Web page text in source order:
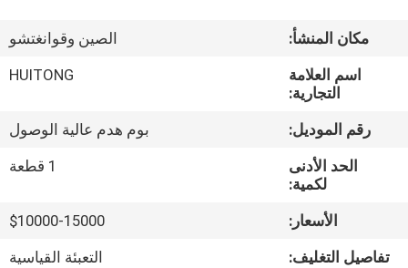
برنامج
حولنا
المصنع
مكان المنشأ:
الصين وقوانغتشو
اسم العلامة
التجارية:
HUITONG
رقم الموديل:
بوم هدم عالية الوصول
الحد الأدنى
لكمية:
1 قطعة
الأسعار:
$10000-15000
تفاصيل التغليف:
التعبئة القياسية